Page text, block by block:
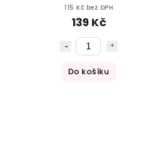
115 Kč bez DPH
139 Kč
Do košíku